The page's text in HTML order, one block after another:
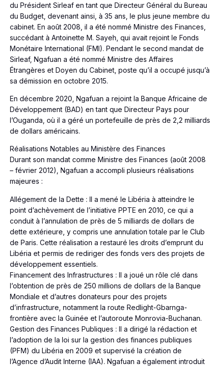
du Président Sirleaf en tant que Directeur Général du Bureau
du Budget, devenant ainsi, à 35 ans, le plus jeune membre du
cabinet. En août 2008, il a été nommé Ministre des Finances,
succédant à Antoinette M. Sayeh, qui avait rejoint le Fonds
Monétaire International (FMI). Pendant le second mandat de
Sirleaf, Ngafuan a été nommé Ministre des Affaires
Étrangères et Doyen du Cabinet, poste qu’il a occupé jusqu’à
sa démission en octobre 2015.
En décembre 2020, Ngafuan a rejoint la Banque Africaine de
Développement (BAD) en tant que Directeur Pays pour
l’Ouganda, où il a géré un portefeuille de près de 2,2 milliards
de dollars américains.
Réalisations Notables au Ministère des Finances
Durant son mandat comme Ministre des Finances (août 2008
– février 2012), Ngafuan a accompli plusieurs réalisations
majeures :
Allégement de la Dette : Il a mené le Libéria à atteindre le
point d’achèvement de l’initiative PPTE en 2010, ce qui a
conduit à l’annulation de près de 5 milliards de dollars de
dette extérieure, y compris une annulation totale par le Club
de Paris. Cette réalisation a restauré les droits d’emprunt du
Libéria et permis de rediriger des fonds vers des projets de
développement essentiels.
Financement des Infrastructures : Il a joué un rôle clé dans
l’obtention de près de 250 millions de dollars de la Banque
Mondiale et d’autres donateurs pour des projets
d’infrastructure, notamment la route Redlight-Gbarnga-
frontière avec la Guinée et l’autoroute Monrovia-Buchanan.
Gestion des Finances Publiques : Il a dirigé la rédaction et
l’adoption de la loi sur la gestion des finances publiques
(PFM) du Libéria en 2009 et supervisé la création de
l’Agence d’Audit Interne (IAA). Ngafuan a également introduit